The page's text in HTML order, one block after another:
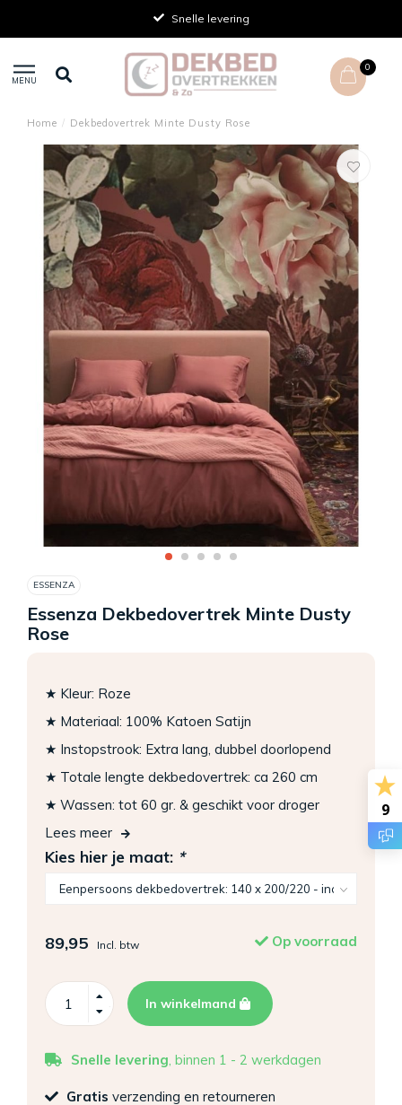
Snelle levering
MENU
0
Home / Dekbedovertrek Minte Dusty Rose
ESSENZA
Essenza Dekbedovertrek Minte Dusty
Rose
★ Kleur: Roze
★ Materiaal: 100% Katoen Satijn
★ Instopstrook: Extra lang, dubbel doorlopend
★ Totale lengte dekbedovertrek: ca 260 cm
★ Wassen: tot 60 gr. & geschikt voor droger
Lees meer
Kies hier je maat: *
89,95 Incl. btw Op voorraad
In winkelmand
Snelle levering, binnen 1 - 2 werkdagen
Gratis verzending en retourneren
9